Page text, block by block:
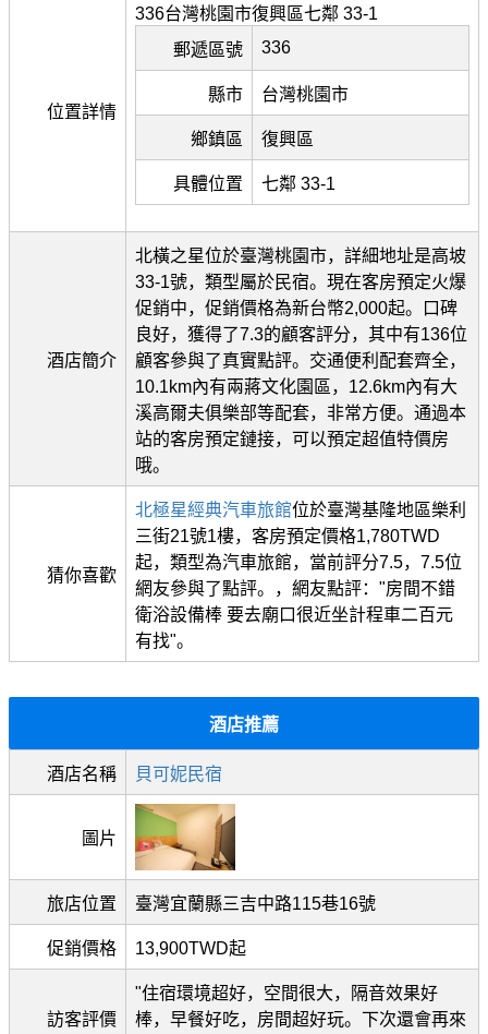
位置詳情
336台灣桃園市復興區七鄰 33-1
郵遞區號
336
縣市 台灣桃園市
鄉鎮區 復興區
具體位置 七鄰 33-1
酒店簡介
北橫之星位於臺灣桃園市，詳細地址是高坡
33-1號，類型屬於民宿。現在客房預定火爆
促銷中，促銷價格為新台幣2,000起。口碑
良好，獲得了7.3的顧客評分，其中有136位
顧客參與了真實點評。交通便利配套齊全，
10.1km內有兩蔣文化園區，12.6km內有大
溪高爾夫俱樂部等配套，非常方便。通過本
站的客房預定鏈接，可以預定超值特價房
哦。
猜你喜歡
北極星經典汽車旅館位於臺灣基隆地區樂利
三街21號1樓，客房預定價格1,780TWD
起，類型為汽車旅館，當前評分7.5，7.5位
網友參與了點評。，網友點評："房間不錯
衛浴設備棒 要去廟口很近坐計程車二百元
有找"。
酒店推薦
酒店名稱 貝可妮民宿
圖片
旅店位置 臺灣宜蘭縣三吉中路115巷16號
促銷價格 13,900TWD起
訪客評價
"住宿環境超好，空間很大，隔音效果好
棒，早餐好吃，房間超好玩。下次還會再來